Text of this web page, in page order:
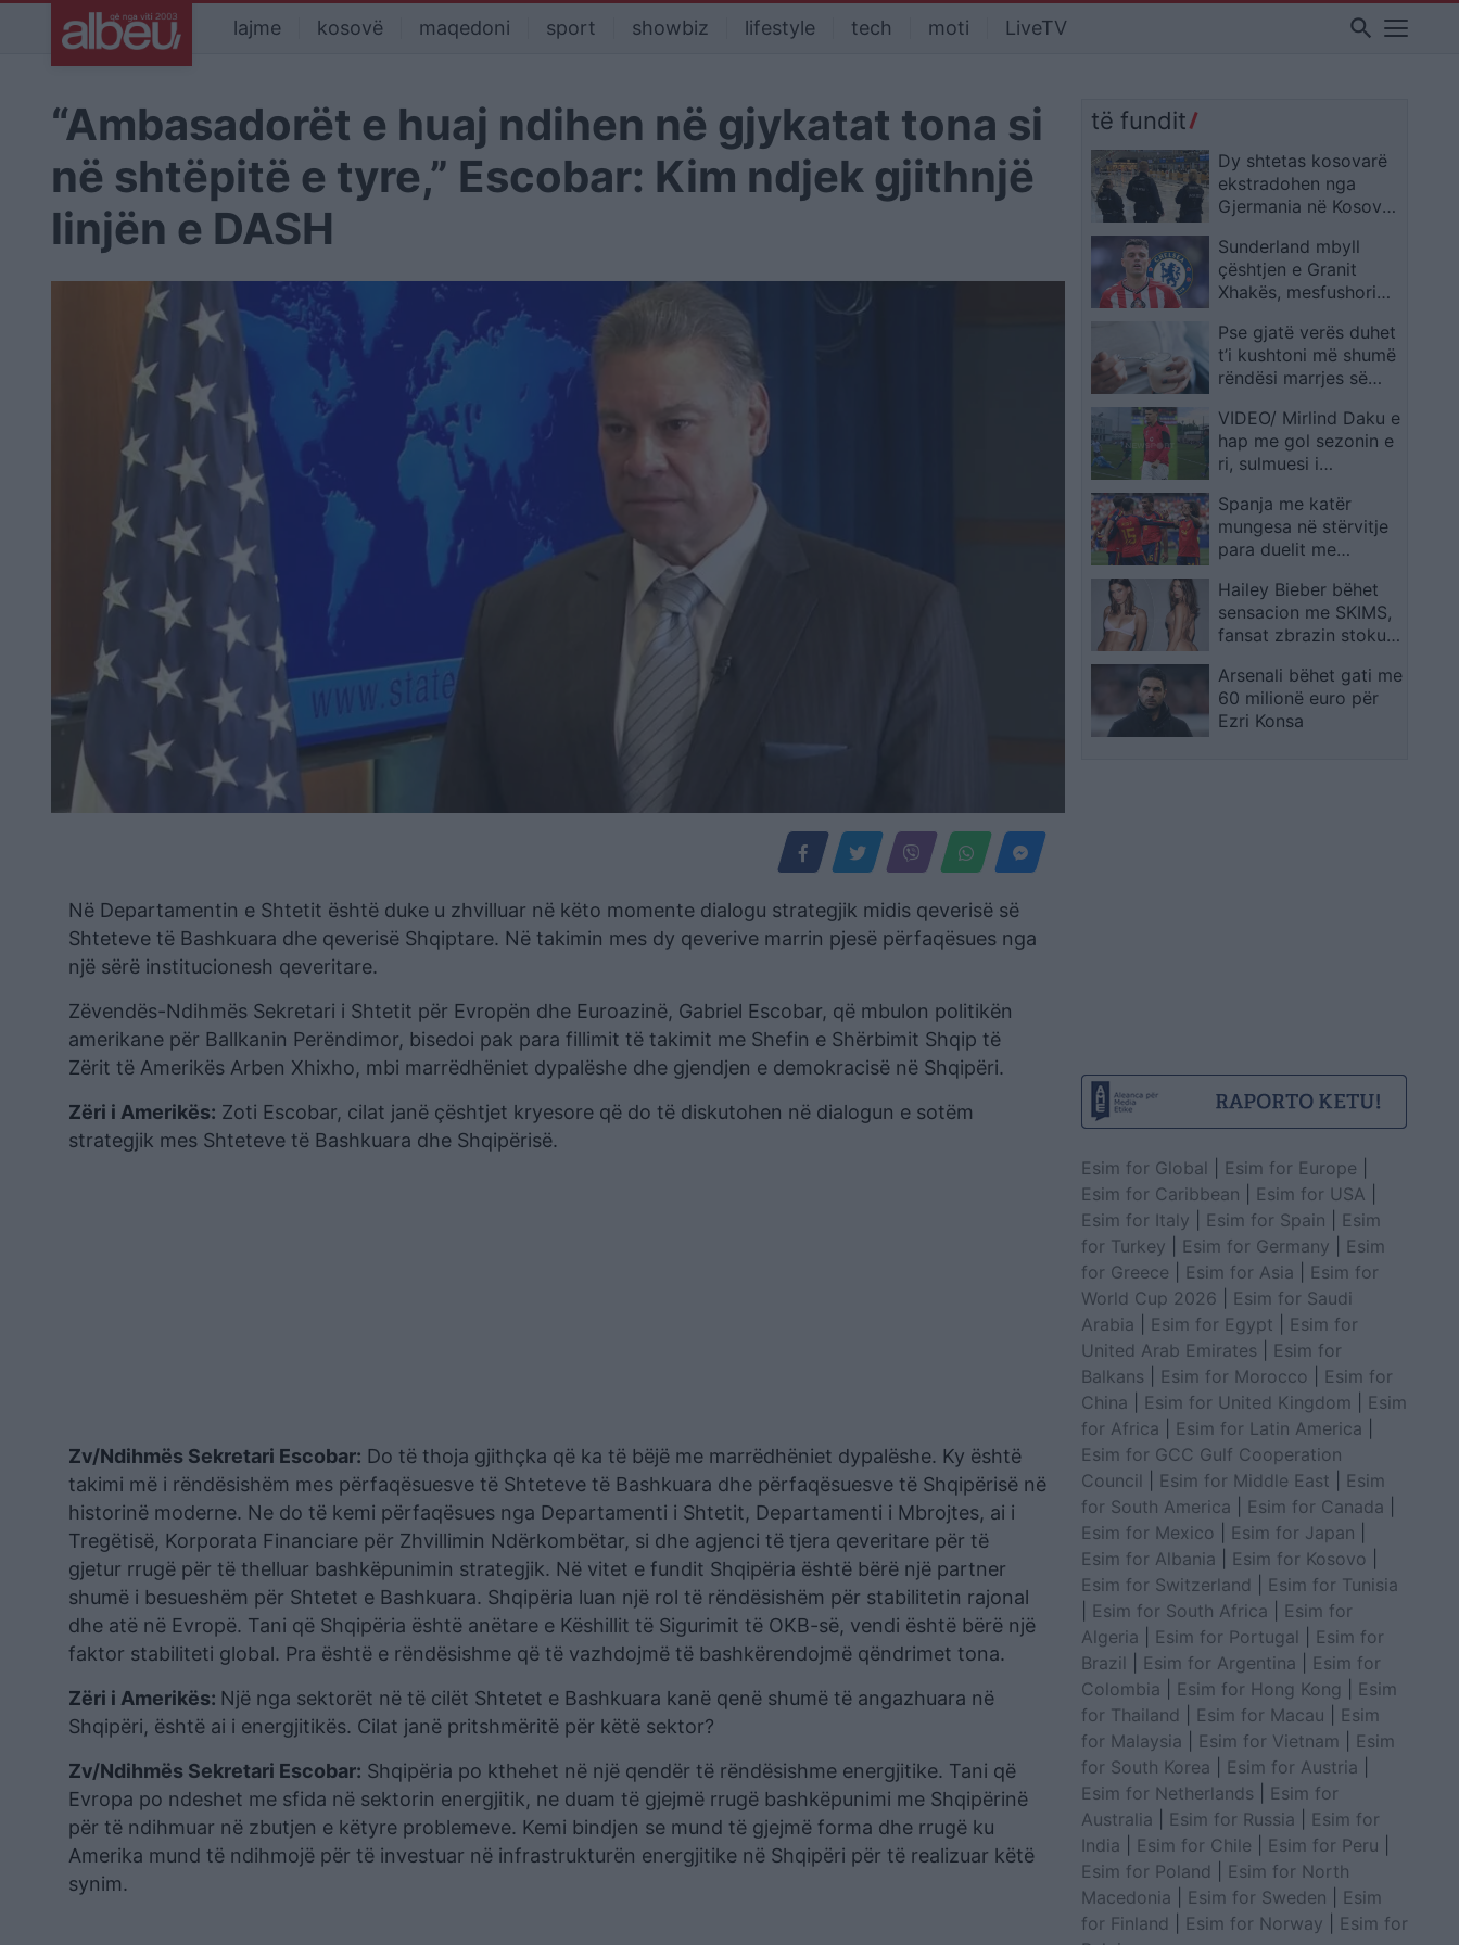
lajme kosovë maqedoni sport showbiz lifestyle tech moti LiveTV search
“Ambasadorët e huaj ndihen në gjykatat tona si
në shtëpitë e tyre,” Escobar: Kim ndjek gjithnjë
linjën e DASH
Në Departamentin e Shtetit është duke u zhvilluar në këto momente dialogu strategjik midis qeverisë së
Shteteve të Bashkuara dhe qeverisë Shqiptare. Në takimin mes dy qeverive marrin pjesë përfaqësues nga
një sërë institucionesh qeveritare.
Zëvendës-Ndihmës Sekretari i Shtetit për Evropën dhe Euroazinë, Gabriel Escobar, që mbulon politikën
amerikane për Ballkanin Perëndimor, bisedoi pak para fillimit të takimit me Shefin e Shërbimit Shqip të
Zërit të Amerikës Arben Xhixho, mbi marrëdhëniet dypalëshe dhe gjendjen e demokracisë në Shqipëri.
Zëri i Amerikës: Zoti Escobar, cilat janë çështjet kryesore që do të diskutohen në dialogun e sotëm
strategjik mes Shteteve të Bashkuara dhe Shqipërisë.
Zv/Ndihmës Sekretari Escobar: Do të thoja gjithçka që ka të bëjë me marrëdhëniet dypalëshe. Ky është
takimi më i rëndësishëm mes përfaqësuesve të Shteteve të Bashkuara dhe përfaqësuesve të Shqipërisë në
historinë moderne. Ne do të kemi përfaqësues nga Departamenti i Shtetit, Departamenti i Mbrojtes, ai i
Tregëtisë, Korporata Financiare për Zhvillimin Ndërkombëtar, si dhe agjenci të tjera qeveritare për të
gjetur rrugë për të thelluar bashkëpunimin strategjik. Në vitet e fundit Shqipëria është bërë një partner
shumë i besueshëm për Shtetet e Bashkuara. Shqipëria luan një rol të rëndësishëm për stabilitetin rajonal
dhe atë në Evropë. Tani që Shqipëria është anëtare e Këshillit të Sigurimit të OKB-së, vendi është bërë një
faktor stabiliteti global. Pra është e rëndësishme që të vazhdojmë të bashkërendojmë qëndrimet tona.
Zëri i Amerikës: Një nga sektorët në të cilët Shtetet e Bashkuara kanë qenë shumë të angazhuara në
Shqipëri, është ai i energjitikës. Cilat janë pritshmëritë për këtë sektor?
Zv/Ndihmës Sekretari Escobar: Shqipëria po kthehet në një qendër të rëndësishme energjitike. Tani që
Evropa po ndeshet me sfida në sektorin energjitik, ne duam të gjejmë rrugë bashkëpunimi me Shqipërinë
për të ndihmuar në zbutjen e këtyre problemeve. Kemi bindjen se mund të gjejmë forma dhe rrugë ku
Amerika mund të ndihmojë për të investuar në infrastrukturën energjitike në Shqipëri për të realizuar këtë
synim.
të fundit
Dy shtetas kosovarë
ekstradohen nga
Gjermania në Kosovë
ndërkombëtar
Sunderland mbyll
çështjen e Granit
Xhakës, mesfushori
verë
Pse gjatë verës duhet
t’i kushtoni më shumë
rëndësi marrjes së
VIDEO/ Mirlind Daku e
hap me gol sezonin e
ri, sulmuesi i
të forta për Rolando
Maran
Spanja me katër
mungesa në stërvitje
para duelit me
Hailey Bieber bëhet
sensacion me SKIMS,
fansat zbrazin stokun
Arsenali bëhet gati me
60 milionë euro për
Ezri Konsa
Esim for Global Esim for Europe
Esim for Caribbean
Esim for USA
Esim for Italy
Esim for Spain
Esim
for Turkey
Esim for Germany
Esim
for Greece
Esim for Asia
Esim for
World Cup 2026
Esim for Saudi
Arabia
Esim for Egypt
Esim for
United Arab Emirates
Esim for
Balkans
Esim for Morocco
Esim for
China
Esim for United Kingdom
Esim
for Africa
Esim for Latin America
Esim for GCC Gulf Cooperation
Council
Esim for Middle East
Esim
for South America
Esim for Canada
Esim for Mexico
Esim for Japan
Esim for Albania
Esim for Kosovo
Esim for Switzerland
Esim for Tunisia
Esim for South Africa
Esim for
Algeria
Esim for Portugal
Esim for
Brazil
Esim for Argentina
Esim for
Colombia
Esim for Hong Kong
Esim
for Thailand
Esim for Macau
Esim
for Malaysia
Esim for Vietnam
Esim
for South Korea
Esim for Austria
Esim for Netherlands
Esim for
Australia
Esim for Russia
Esim for
India
Esim for Chile Esim for Peru
Esim for Poland
Esim for North
Macedonia
Esim for Sweden
Esim
for Finland
Esim for Norway
Esim for